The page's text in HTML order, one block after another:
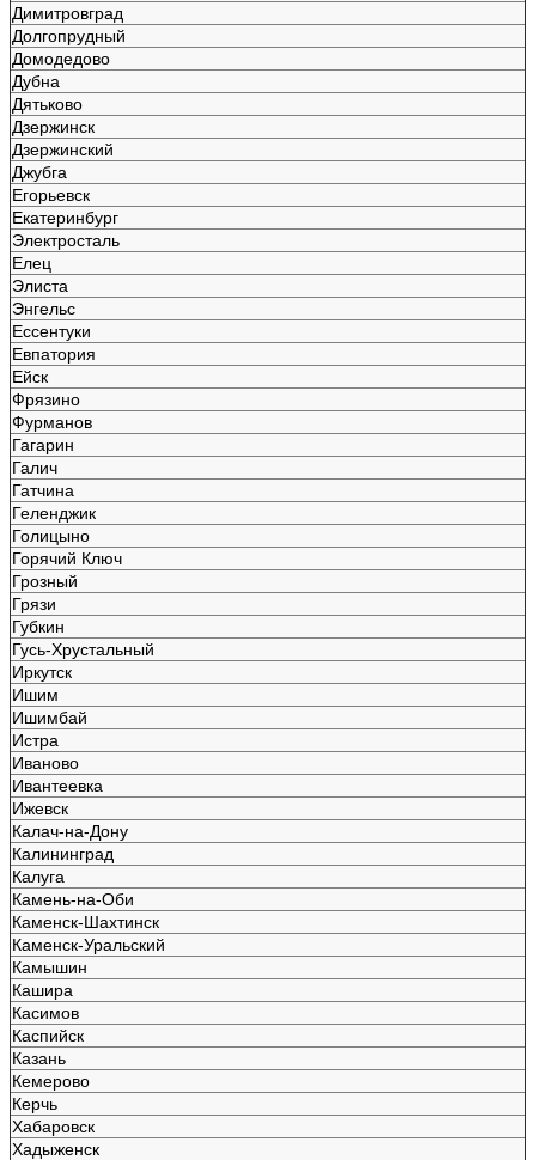
Димитровград
Долгопрудный
Домодедово
Дубна
Дятьково
Дзержинск
Дзержинский
Джубга
Егорьевск
Екатеринбург
Электросталь
Елец
Элиста
Энгельс
Ессентуки
Евпатория
Ейск
Фрязино
Фурманов
Гагарин
Галич
Гатчина
Геленджик
Голицыно
Горячий Ключ
Грозный
Грязи
Губкин
Гусь-Хрустальный
Иркутск
Ишим
Ишимбай
Истра
Иваново
Ивантеевка
Ижевск
Калач-на-Дону
Калининград
Калуга
Камень-на-Оби
Каменск-Шахтинск
Каменск-Уральский
Камышин
Кашира
Касимов
Каспийск
Казань
Кемерово
Керчь
Хабаровск
Хадыженск